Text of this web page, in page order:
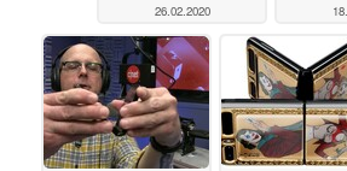
26.02.2020